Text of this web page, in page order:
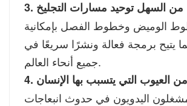
3. من السهل توحيد مسارات التجليخ
الوميض وخطوط الفصل بإمكانية
مما يتيح برمجة فعالة ونشرًا سريعًا في
جميع أنحاء العالم.
من العيوب التي يتسبب بها الإنسان
اليدويون في حدوث انبعاجات